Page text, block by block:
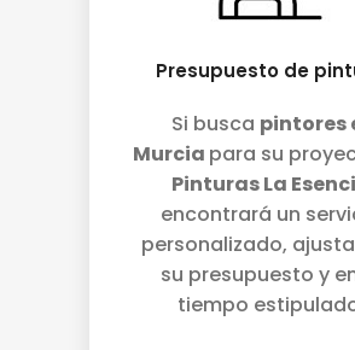
Presupuesto de
Si busca pintores
Murcia para su
Pinturas La
encontrará un
personalizado,
su presupuesto y
tiempo